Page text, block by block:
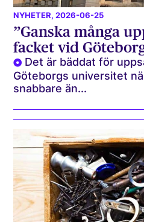
NYHETER, 2026-06-25
”Ganska många
facket vid
Det är bäddat för
Göteborgs universitet
snabbare än...